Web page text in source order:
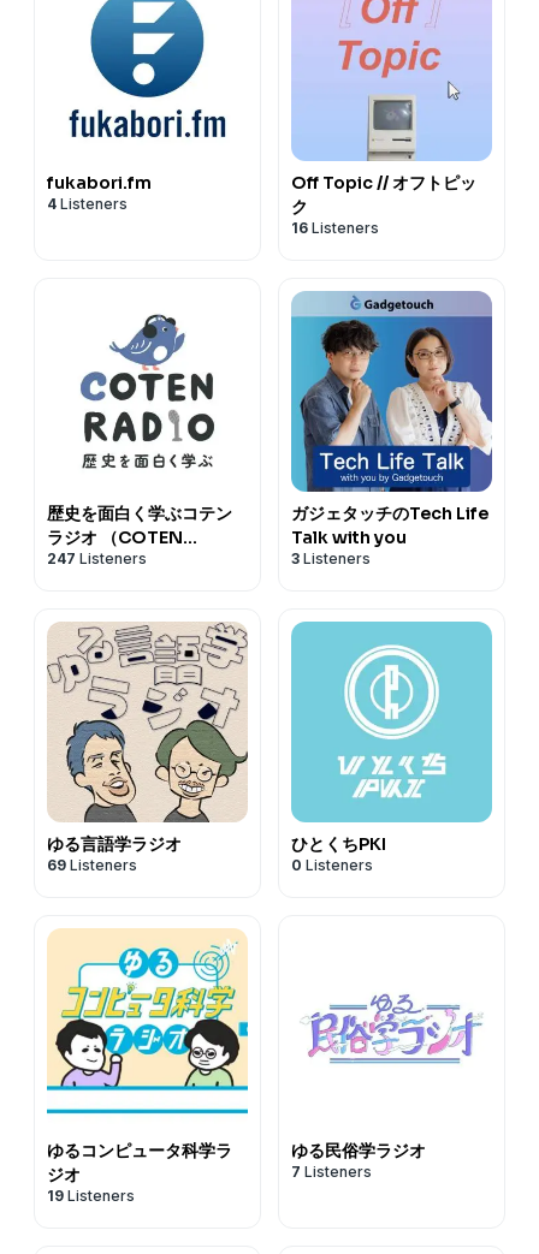
fukabori.fm
4 Listeners
Off Topic // オフトピッ
ク
16 Listeners
歴史を面白く学ぶコテン
ラジオ （COTEN
RADIO）
247 Listeners
ガジェタッチのTech Life
Talk with you
3 Listeners
ゆる言語学ラジオ
69 Listeners
ひとくちPKI
0 Listeners
ゆるコンピュータ科学ラ
ジオ
19 Listeners
ゆる民俗学ラジオ
7 Listeners